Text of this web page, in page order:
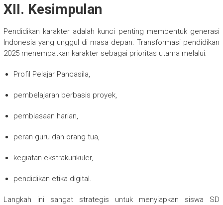
XII. Kesimpulan
Pendidikan karakter adalah kunci penting membentuk generasi
Indonesia yang unggul di masa depan. Transformasi pendidikan
2025 menempatkan karakter sebagai prioritas utama melalui:
Profil Pelajar Pancasila,
pembelajaran berbasis proyek,
pembiasaan harian,
peran guru dan orang tua,
kegiatan ekstrakurikuler,
pendidikan etika digital.
Langkah ini sangat strategis untuk menyiapkan siswa SD